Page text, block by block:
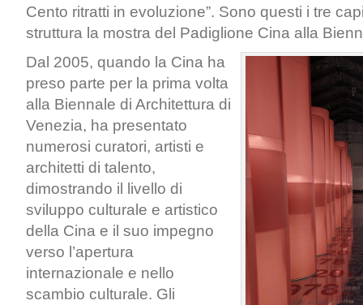
Cento ritratti in evoluzione”. Sono questi i tre
struttura la mostra del Padiglione Cina alla
Dal 2005, quando la Cina ha
preso parte per la prima volta
alla Biennale di Architettura di
Venezia, ha presentato
numerosi curatori, artisti e
architetti di talento,
dimostrando il livello di
sviluppo culturale e artistico
della Cina e il suo impegno
verso l’apertura
internazionale e nello
scambio culturale. Gli